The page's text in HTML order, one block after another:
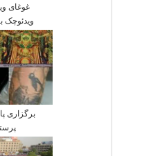
غوغای
ویدئوچک
برگزاری